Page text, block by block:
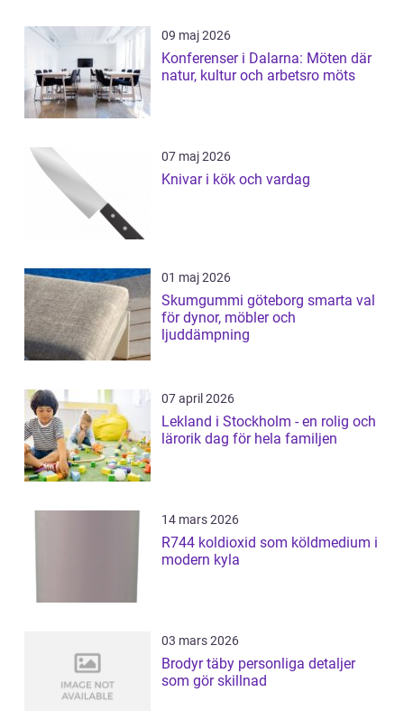
09 maj 2026
Konferenser i Dalarna: Möten där
natur, kultur och arbetsro möts
07 maj 2026
Knivar i kök och vardag
01 maj 2026
Skumgummi göteborg smarta val
för dynor, möbler och
ljuddämpning
07 april 2026
Lekland i Stockholm - en rolig och
lärorik dag för hela familjen
14 mars 2026
R744 koldioxid som köldmedium i
modern kyla
03 mars 2026
Brodyr täby personliga detaljer
som gör skillnad